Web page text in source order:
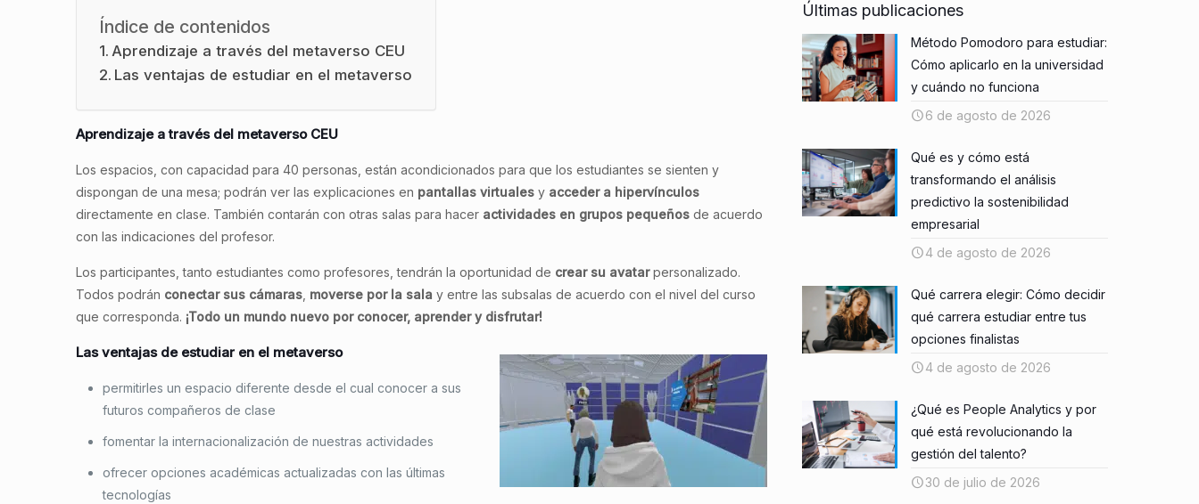
Índice de contenidos
Aprendizaje a través del metaverso CEU
Las ventajas de estudiar en el metaverso
Aprendizaje a través del metaverso CEU
Los espacios, con capacidad para 40 personas, están acondicionados para que los estudiantes se sienten y
dispongan de una mesa; podrán ver las explicaciones en pantallas virtuales y acceder a hipervínculos
directamente en clase. También contarán con otras salas para hacer actividades en grupos pequeños de acuerdo
con las indicaciones del profesor.
Los participantes, tanto estudiantes como profesores, tendrán la oportunidad de crear su avatarpersonalizado.
Todos podrán conectar sus cámaras moverse por la sala y entre las subsalas de acuerdo con el nivel del curso
que corresponda. ¡Todo un mundo nuevo por conocer, aprender y disfrutar!
Las ventajas de estudiar en el metaverso
permitirles un espacio diferente desde el cual conocer a sus
futuros compañeros de clase
fomentar la internacionalización de nuestras actividades
ofrecer opciones académicas actualizadas con las últimas
tecnologías
Últimas publicaciones
Método Pomodoro para estudiar:
Cómo aplicarlo en la universidad
y cuándo no funciona
6 de agosto de 2026
Qué es y cómo está
transformando el análisis
predictivo la sostenibilidad
empresarial
4 de agosto de 2026
Qué carrera elegir: Cómo decidir
qué carrera estudiar entre tus
opciones finalistas
4 de agosto de 2026
¿Qué es People Analytics y por
qué está revolucionando la
gestión del talento?
30 de julio de 2026